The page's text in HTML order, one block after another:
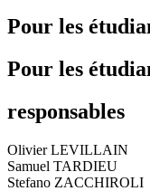
Pour les
Pour les
responsables
Olivier LEVILLAIN
Samuel TARDIEU
Stefano ZACCHIROLI